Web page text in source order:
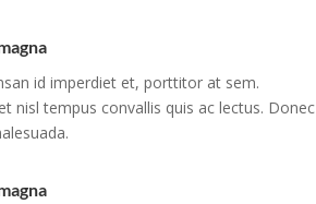
id imperdiet et, porttitor at sem.
nisl tempus convallis quis ac lectus. Donec